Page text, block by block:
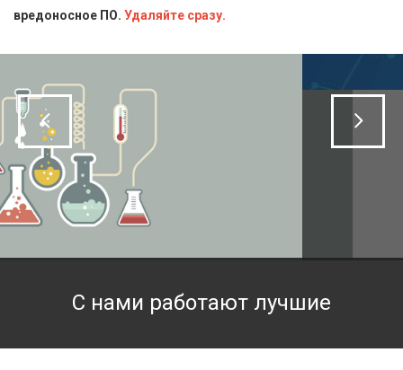
Блескообразующие добавки
Кислоты
Пищевая химия для производств
Стандарт-титры
СТАТЬИ
СЕРТИФИКАТЫ
КОНТАКТЫ
вредоносное ПО. Удаляйте сразу.
С нами работают лучшие